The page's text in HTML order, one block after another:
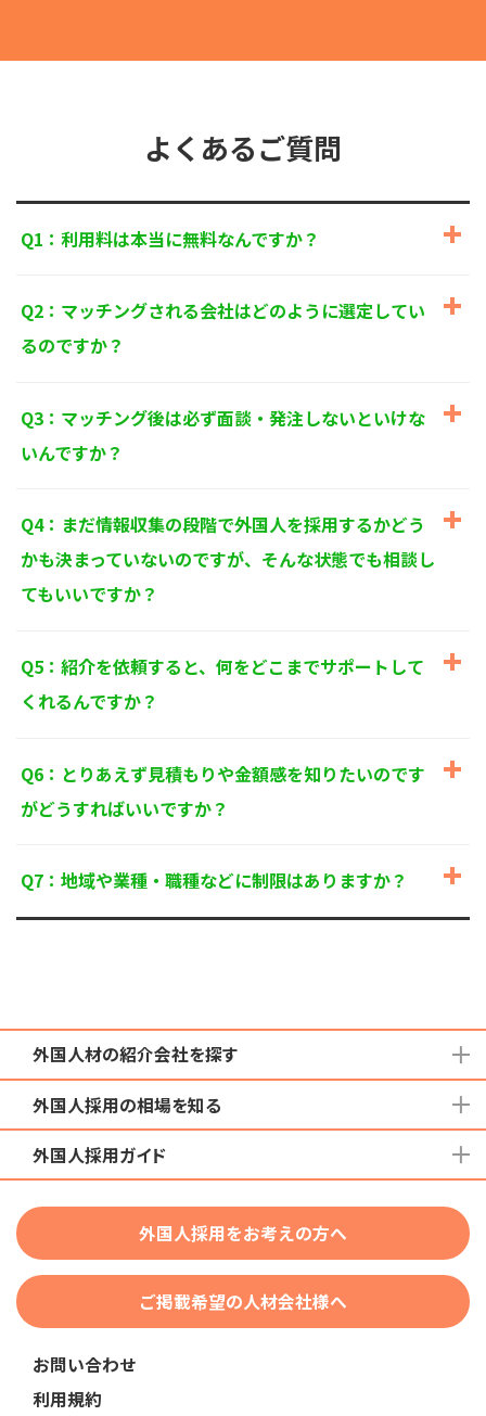
2. 安全対策の実施について
構築し、個人情報への不正アクセス、個人情報の漏
洩、滅失または毀損等の的確な防止とセキュリティの
本人からの苦情および相談があった場合には、適切か
正、削除、または利用もしくは提供の停止等を求めら
れたときは、適法かつ遅滞なく応じます。
に関する法令、国が定める指針およびその他の規範を
TEL：0120-550-580
株式会社 アルフォース･ワン 個人情報保護担当
よくあるご質問
Q1：利用料は本当に無料なんですか？
Q2：マッチングされる会社はどのように選定してい
るのですか？
Q3：マッチング後は必ず面談・発注しないといけな
いんですか？
Q4：まだ情報収集の段階で外国人を採用するかどう
かも決まっていないのですが、そんな状態でも相談し
てもいいですか？
Q5：紹介を依頼すると、何をどこまでサポートして
くれるんですか？
Q6：とりあえず見積もりや金額感を知りたいのです
がどうすればいいですか？
Q7：地域や業種・職種などに制限はありますか？
外国人材の紹介会社を探す
地域から検索する
国籍から検索する
在留資格から検索する
団体種別から探す
業界・職種から検索する
外国人採用の相場を知る
育成就労外国人の受け入れ相場
技人国・高度人材の受け入れ相場
外国人採用ガイド
特定技能
技術・人文知識・国際業務
外国人採用をお考えの方へ
ご掲載希望の人材会社様へ
お問い合わせ
利用規約